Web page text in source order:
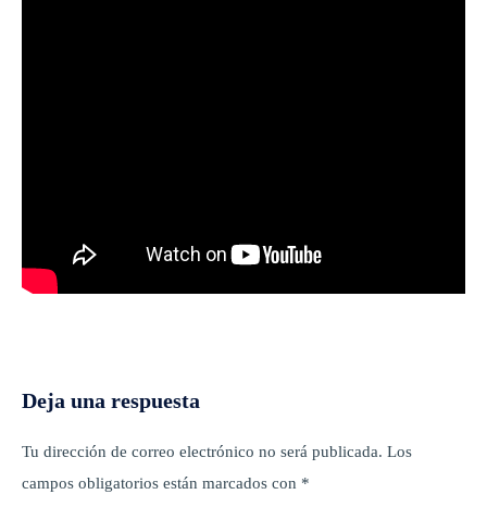
Deja una respuesta
Tu dirección de correo electrónico no será publicada. Los
campos obligatorios están marcados con *